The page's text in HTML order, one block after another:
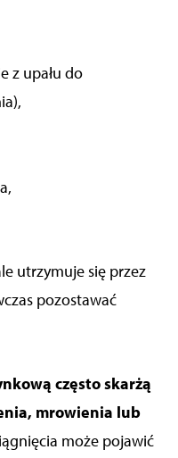
z upału do
utrzymuje się przez
pozostawać
często skarżą
mrowienia lub
może pojawić